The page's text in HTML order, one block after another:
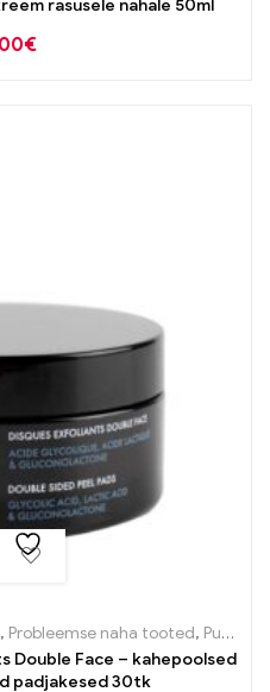
rasusele nahale 50ml
€
, Probleemse naha tooted, Puhastustooted
Double Face – kahepoolsed
padjakesed 30tk